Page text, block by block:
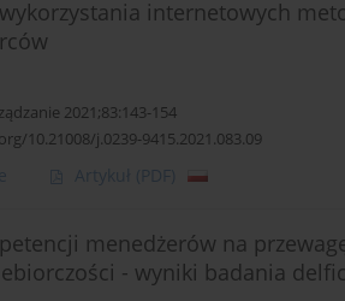
internetowych
2021;83:143-154
10.21008/j.0239-9415.2021.083.09
Artykuł (PDF)
menedżerów na
- wyniki badania